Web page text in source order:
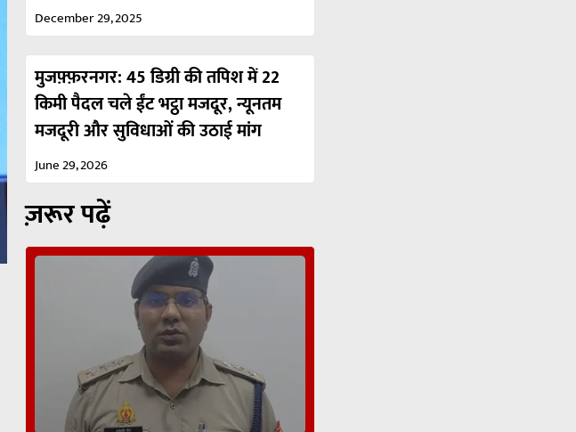
December 29, 2025
मुजफ़्फ़रनगर: 45 डिग्री की तपिश में 22
किमी पैदल चले ईंट भट्ठा मजदूर, न्यूनतम
मजदूरी और सुविधाओं की उठाई मांग
June 29, 2026
ज़रूर पढ़ें